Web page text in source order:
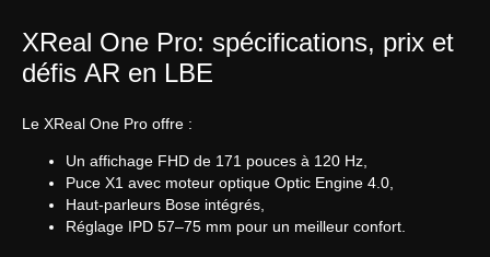
XReal One Pro: spécifications, prix et
défis AR en LBE
Le XReal One Pro offre :
Un affichage FHD de 171 pouces à 120 Hz,
Puce X1 avec moteur optique Optic Engine 4.0,
Haut-parleurs Bose intégrés,
Réglage IPD 57–75 mm pour un meilleur confort.